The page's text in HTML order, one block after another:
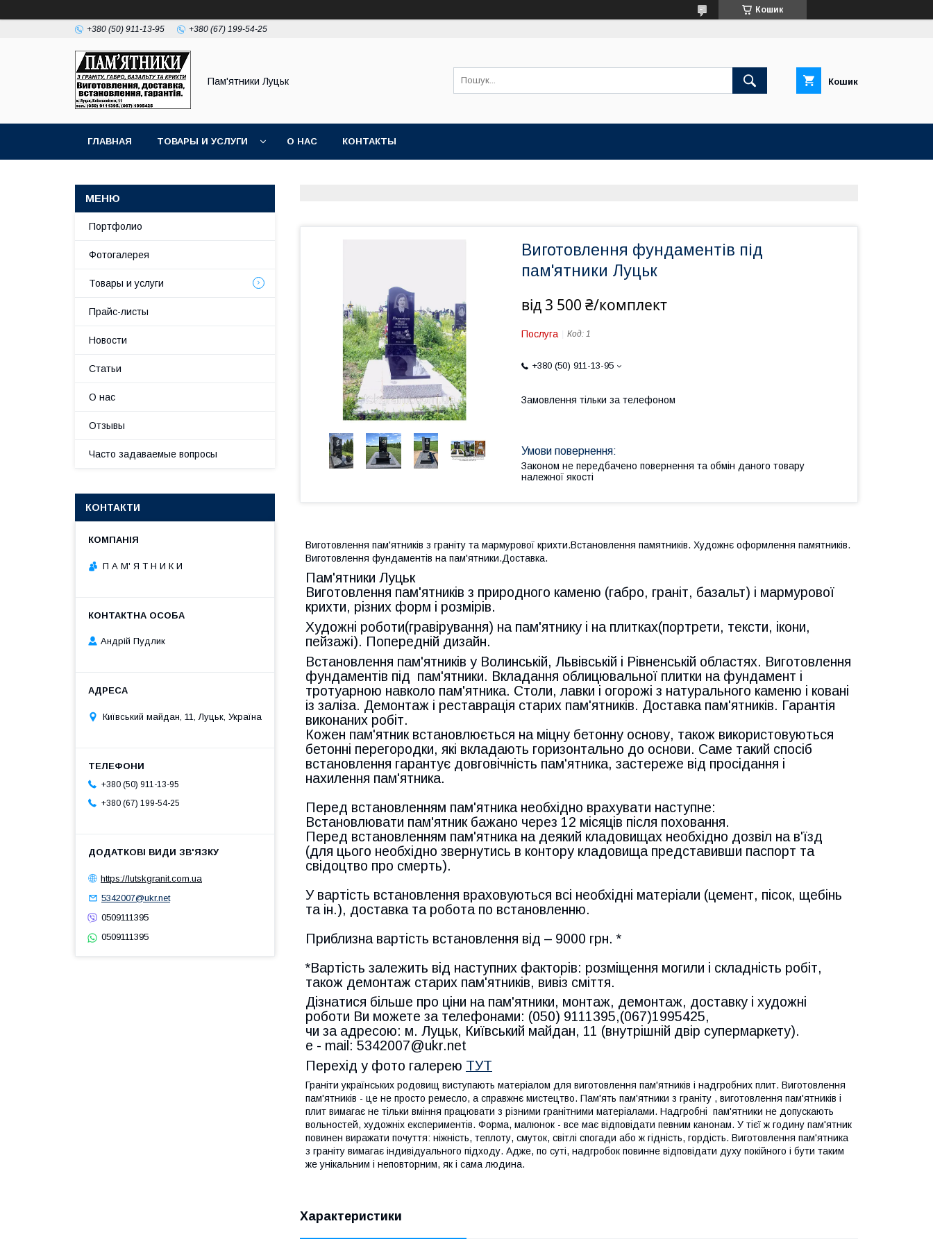
Кошик
+380 (50) 911-13-95 +380 (67) 199-54-25
Пам'ятники Луцьк Кошик
ГЛАВНАЯ ТОВАРЫ И УСЛУГИ О НАС КОНТАКТЫ
Виготовлення фундаментів під
пам'ятники Луцьк
від 3 500 ₴/комплект
Послуга Код: 1
+380 (50) 911-13-95
Замовлення тільки за телефоном
Законом не передбачено повернення та обмін даного товару
належної якості
Виготовлення пам'ятників з граніту та мармурової крихти.Встановлення памятників. Художнє оформлення памятників.
Виготовлення фундаментів на пам'ятники.Доставка.
Пам'ятники Луцьк
Виготовлення пам'ятників з природного каменю (габро, граніт, базальт) і мармурової
крихти, різних форм і розмірів.
Художні роботи(гравірування) на пам'ятнику і на плитках(портрети, тексти, ікони,
пейзажі). Попередній дизайн.
Встановлення пам'ятників у Волинській, Львівській і Рівненській областях. Виготовлення
фундаментів під пам'ятники. Вкладання облицювальної плитки на фундамент і
тротуарною навколо пам'ятника. Столи, лавки і огорожі з натурального каменю і ковані
із заліза. Демонтаж і реставрація старих пам'ятників. Доставка пам'ятників. Гарантія
виконаних робіт.
Кожен пам'ятник встановлюється на міцну бетонну основу, також використовуються
бетонні перегородки, які вкладають горизонтально до основи. Саме такий спосіб
встановлення гарантує довговічність пам'ятника, застереже від просідання і
нахилення пам'ятника.
Перед встановленням пам'ятника необхідно врахувати наступне:
Встановлювати пам'ятник бажано через 12 місяців після поховання.
Перед встановленням пам'ятника на деякий кладовищах необхідно дозвіл на в'їзд
(для цього необхідно звернутись в контору кладовища представивши паспорт та
свідоцтво про смерть).
У вартість встановлення враховуються всі необхідні матеріали (цемент, пісок, щебінь
та ін.), доставка та робота по встановленню.
Приблизна вартість встановлення від – 9000 грн. *
*Вартість залежить від наступних факторів: розміщення могили і складність робіт,
також демонтаж старих пам'ятників, вивіз сміття.
Дізнатися більше про ціни на пам'ятники, монтаж, демонтаж, доставку і художні
роботи Ви можете за телефонами: (050) 9111395,(067)1995425,
чи за адресою: м. Луцьк, Київський майдан, 11 (внутрішній двір супермаркету).
e - mail: 5342007@ukr.net
Перехід у фото галерею ТУТ
Граніти українських родовищ виступають матеріалом для виготовлення пам'ятників і надгробних плит. Виготовлення
пам'ятників - це не просто ремесло, а справжнє мистецтво. Пам'ять пам'ятники з граніту , виготовлення пам'ятників і
плит вимагає не тільки вміння працювати з різними гранітними матеріалами. Надгробні пам'ятники не допускають
вольностей, художніх експериментів. Форма, малюнок - все має відповідати певним канонам. У тієї ж годину пам'ятник
повинен виражати почуття: ніжність, теплоту, смуток, світлі спогади або ж гідність, гордість. Виготовлення пам'ятника
з граніту вимагає індивідуального підходу. Адже, по суті, надгробок повинне відповідати духу покійного і бути таким
же унікальним і неповторним, як і сама людина.
Характеристики
Портфолио
Фотогалерея
Товары и услуги
Прайс-листы
Новости
Статьи
О нас
Отзывы
Часто задаваемые вопросы
КОНТАКТИ
П А М' Я Т Н И К И
Андрій Пудлик
Київський майдан, 11, Луцьк, Україна
+380 (50) 911-13-95
+380 (67) 199-54-25
https://lutskgranit.com.ua
5342007@ukr.net
0509111395
0509111395